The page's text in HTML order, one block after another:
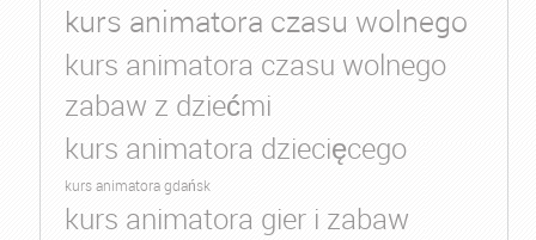
kurs animatora czasu wolnego
kurs animatora czasu wolnego
zabaw z dziećmi
kurs animatora dziecięcego
kurs animatora gdańsk
kurs animatora gier i zabaw